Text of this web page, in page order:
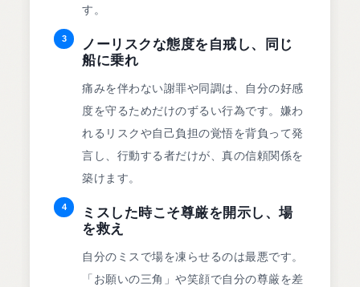
す。
3
ノーリスクな態度を自戒し、同じ
船に乗れ
痛みを伴わない謝罪や同調は、自分の好感
度を守るためだけのずるい行為です。嫌わ
れるリスクや自己負担の覚悟を背負って発
言し、行動する者だけが、真の信頼関係を
築けます。
4
ミスした時こそ尊厳を開示し、場
を救え
自分のミスで場を凍らせるのは最悪です。
「お願いの三角」や笑顔で自分の尊厳を差